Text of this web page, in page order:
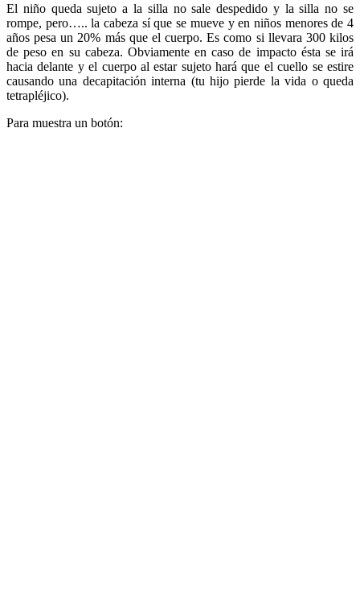
El niño queda sujeto a la silla no sale despedido y la silla no se
rompe, pero….. la cabeza sí que se mueve y en niños menores de 4
años pesa un 20% más que el cuerpo. Es como si llevara 300 kilos
de peso en su cabeza. Obviamente en caso de impacto ésta se irá
hacia delante y el cuerpo al estar sujeto hará que el cuello se estire
causando una decapitación interna (tu hijo pierde la vida o queda
tetrapléjico).
Para muestra un botón: